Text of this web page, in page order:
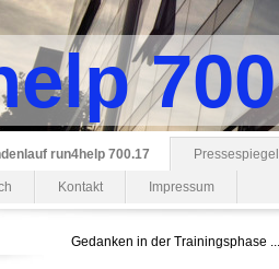
run4help 700.17 Pressespiegel
Kontakt Impressum
Gedanken in der Trainingsphase